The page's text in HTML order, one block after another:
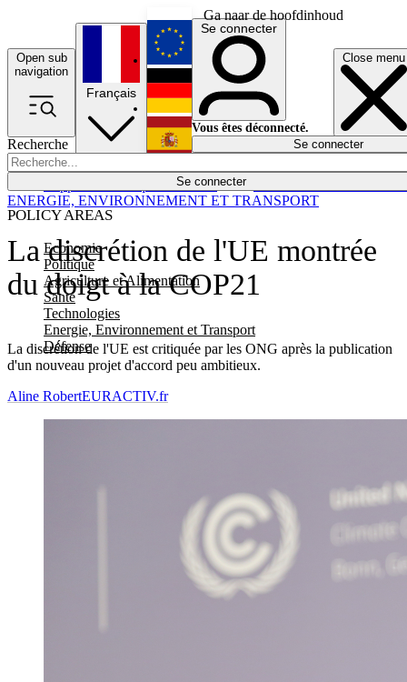
Ga naar de hoofdinhoud
Open sub
navigation
Close menu
Recherche
Se connecter
POLICY AREAS
Economie
Politique
Agriculture et Alimentation
Santé
Technologies
Energie, Environnement et Transport
Défense
Économie
Français
English
Deutsch
Español
Se connecter
Vous êtes déconnecté.
Se connecter
La discrétion de l'UE montrée
du doigt à la COP21
La discrétion de l'UE est critiquée par les ONG après la publication
d'un nouveau projet d'accord peu ambitieux.
ENERGIE, ENVIRONNEMENT ET TRANSPORT
Aline RobertEURACTIV.fr